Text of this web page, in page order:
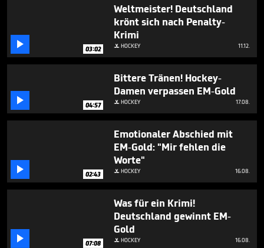
 03:02
Weltmeister! Deutschland
krönt sich nach Penalty-
Krimi
HOCKEY 11.12.
 04:57
Bittere Tränen! Hockey-
Damen verpassen EM-Gold
HOCKEY 17.08.
 02:43
Emotionaler Abschied mit
EM-Gold: "Mir fehlen die
Worte"
HOCKEY 16.08.
 07:08
Was für ein Krimi!
Deutschland gewinnt EM-
Gold
HOCKEY 16.08.